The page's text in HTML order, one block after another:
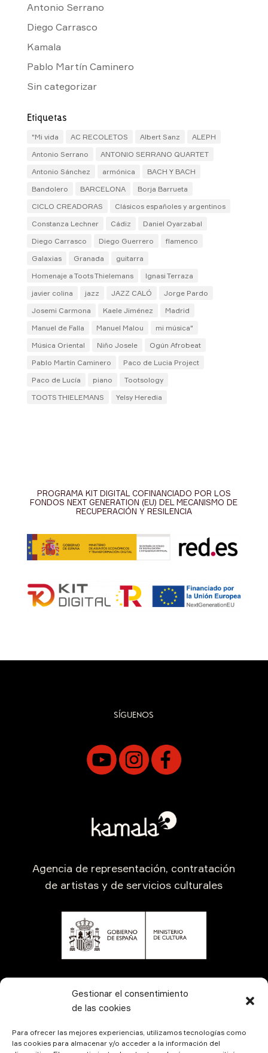
Gestionar el consentimiento
de las cookies
Para ofrecer las mejores experiencias, utilizamos tecnologías como
las cookies para almacenar y/o acceder a la información del
Antonio Serrano
Diego Carrasco
Kamala
Pablo Martín Caminero
Sin categorizar
Etiquetas
"Mi vida AC RECOLETOS Albert Sanz
ALEPH
Antonio Serrano
ANTONIO SERRANO QUARTET
Antonio Sánchez
armónica
BACH Y BACH
Bandolero
BARCELONA
Borja Barrueta
CICLO CREADORAS
Clásicos españoles y argentinos
Constanza Lechner
Cádiz
Daniel Oyarzabal
Diego Carrasco
Diego Guerrero
flamenco
Galaxias
Granada
guitarra
Homenaje a Toots Thielemans
Ignasi Terraza
javier colina
jazz JAZZ CALÓ
Jorge Pardo
Josemi Carmona
Kaele Jiménez
Madrid
Manuel de Falla
Manuel Malou
mi música"
Música Oriental
Niño Josele
Ogún Afrobeat
Pablo Martín Caminero
Paco de Lucia Project
Paco de Lucía
piano
Tootsology
TOOTS THIELEMANS
Yelsy Heredia
PROGRAMA KIT DIGITAL COFINANCIADO POR LOS
FONDOS NEXT GENERATION (EU) DEL MECANISMO DE
RECUPERACIÓN Y RESILENCIA
SÍGUENOS
Agencia de representación, contratación
de artistas y de servicios culturales